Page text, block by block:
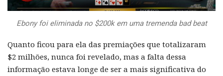
Ebony foi eliminada no $200k em uma tremenda bad beat
Quanto ficou para ela das premiações que totalizaram
$2 milhões, nunca foi revelado, mas a falta dessa
informação estava longe de ser a mais significativa do